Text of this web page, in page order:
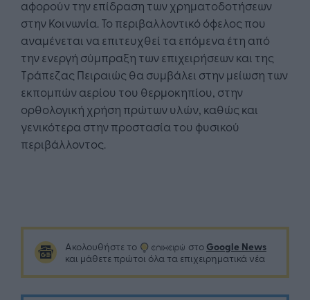
αφορούν την επίδραση των χρηματοδοτήσεων
στην Κοινωνία. Το περιβαλλοντικό όφελος που
αναμένεται να επιτευχθεί τα επόμενα έτη από
την ενεργή σύμπραξη των επιχειρήσεων και της
Τράπεζας Πειραιώς θα συμβάλει στην μείωση των
εκπομπών αερίου του θερμοκηπίου, στην
ορθολογική χρήση πρώτων υλών, καθώς και
γενικότερα στην προστασία του φυσικού
περιβάλλοντος.
Ακολουθήστε το στο Google News
και μάθετε πρώτοι όλα τα επιχειρηματικά νέα